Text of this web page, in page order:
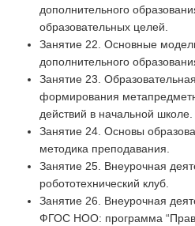
дополнительного
образовательных целей.
Занятие 22. Основные
дополнительного
Занятие 23.
формирования
действий в начальной школе.
Занятие 24. Основы
методика преподавания.
Занятие 25. Внеурочная
робототехнический клуб.
Занятие 26. Внеурочная
ФГОС НОО: программа